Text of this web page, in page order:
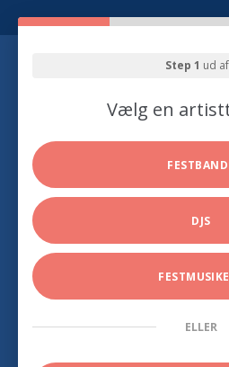
Step 1 ud
Vælg en
DJS
ELLER